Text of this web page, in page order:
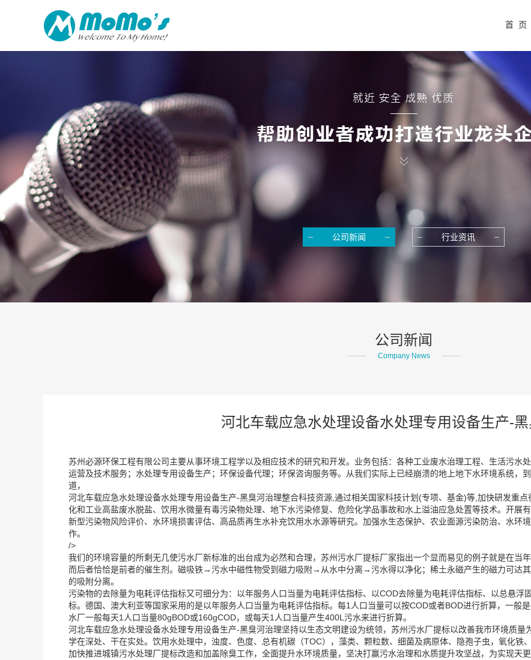
首 页
公司新闻 行业资讯
公司新闻
Company News
河北车载应急水处理设备水处理专用设备生产-
苏州必源环保工程有限公司主要从事环境工程学以及相应技术的研究和开发。业务包括：各种工业废水治理工程、生活污水
运营及技术服务；水处理专用设备生产；环保设备代理；环保咨询服务等。从我们实际上已经崩溃的地上地下水环境系统，
道，
河北车载应急水处理设备水处理专用设备生产-黑臭河治理整合科技资源,通过相关国家科技计划(专项、基金)等,加快研发重
化和工业高盐废水脱盐、饮用水微量有毒污染物处理、地下水污染修复、危险化学品事故和水上溢油应急处置等技术。开展
新型污染物风险评价、水环境损害评估、高品质再生水补充饮用水水源等研究。加强水生态保护、农业面源污染防治、水环
作。
/>
我们的环境容量的所剩无几使污水厂新标准的出台成为必然和合理，苏州污水厂提标厂家指出一个显而易见的例子就是在当
而后者恰恰是前者的催生剂。磁吸铁→污水中磁性物受到磁力吸附→从水中分离→污水得以净化；稀土永磁产生的磁力可达
的吸附分离。
污染物的去除量为电耗评估指标又可细分为：以年服务人口当量为电耗评估指标、以COD去除量为电耗评估指标、以总悬浮
标。德国、澳大利亚等国家采用的是以年服务人口当量为电耗评估指标。每1人口当量可以按COD或者BOD进行折算，一般
水厂一般每天1人口当量80gBOD或160gCOD，或每天1人口当量产生400L污水来进行折算。
河北车载应急水处理设备水处理专用设备生产-黑臭河治理坚持以生态文明建设为统领，苏州污水厂提标以改善我市环境质量
学在深处、干在实处。饮用水处理中，浊度、色度、总有机碳（TOC），藻类、颗粒数、细菌及病原体、隐孢子虫，氧化铁
加快推进城镇污水处理厂提标改造和加盖除臭工作，全面提升水环境质量，坚决打赢污水治理和水质提升攻坚战，为实现天